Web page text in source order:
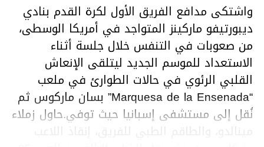
واشتكى مدافع الفريق الأول لكرة القدم بنادي
ديبورتيفو ماركينز المتواجد في أمريكا الوسطى،
من صعوبات في التنفس خلال جلسة أثناء
الاستعداد للموسم الجديد ليتلقى الإنعاش
القلبي الرئوي في حالات الطوارئ في ملعب
“Marquesa de la Ensenada” بسان ماركوس ثم
نُقل إلى مستشفى إسبانيا حيث توفي.حاول زملاء